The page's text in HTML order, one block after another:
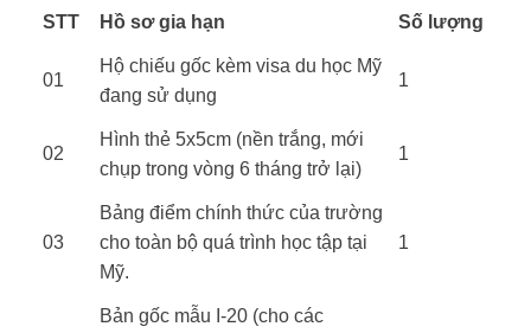
STT Hồ sơ gia hạn Số lượng
01
Hộ chiếu gốc kèm visa du học Mỹ
đang sử dụng
1
02
Hình thẻ 5x5cm (nền trắng, mới
chụp trong vòng 6 tháng trở lại)
1
03
Bảng điểm chính thức của trường
cho toàn bộ quá trình học tập tại
Mỹ.
1
Bản gốc mẫu I-20 (cho các